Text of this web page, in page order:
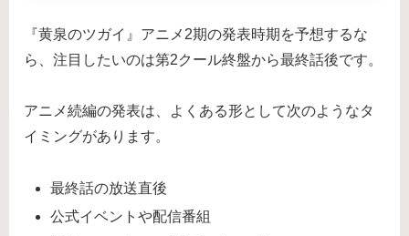
『黄泉のツガイ』アニメ2期の発表時期を予想するな
ら、注目したいのは第2クール終盤から最終話後です。
アニメ続編の発表は、よくある形として次のようなタ
イミングがあります。
最終話の放送直後
公式イベントや配信番組